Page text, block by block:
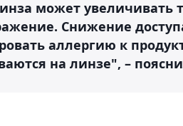
может увеличивать
Снижение
аллергию к
на линзе", –